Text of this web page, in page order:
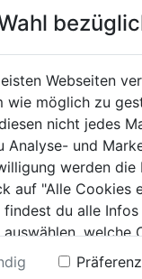
WEITERE
Webseiten
wie möglich zu
nicht jedes
Analyse- und
werden
auf "Alle Cookies
findest du alle
welche
findest